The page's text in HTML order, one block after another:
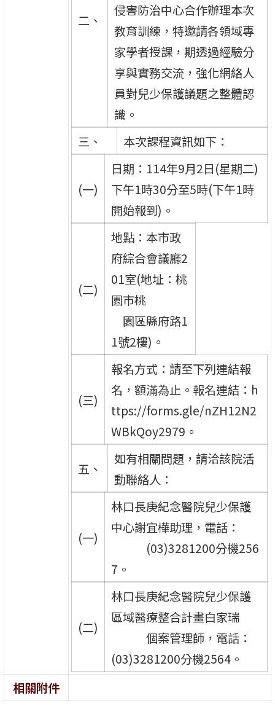
二、
侵害防治中心合作辦理本次
教育訓練，特邀請各領域專
家學者授課，期透過經驗分
享與實務交流，強化網絡人
員對兒少保護議題之整體認
識。
三、
本次課程資訊如下：
(一)
日期：114年9月2日(星期二)
下午1時30分至5時(下午1時
開始報到)。
(二)
地點：本市政
府綜合會議廳2
01室(地址：桃
園市桃
園區縣府路1
1號2樓)。
(三)
報名方式：請至下列連結報
名，額滿為止。報名連結：h
ttps://forms.gle/nZH12N2
WBkQoy2979。
五、
如有相關問題，請洽該院活
動聯絡人：
(一)
林口長庚紀念醫院兒少保護
中心謝宜樺助理，電話：
(03)3281200分機256
7。
(二)
林口長庚紀念醫院兒少保護
區域醫療整合計畫白家瑞
個案管理師，電話：
(03)3281200分機2564。
相關附件